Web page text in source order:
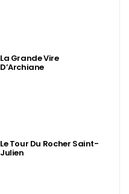
La Grande Vire
D’Archiane
Le Tour Du Rocher Saint-
Julien